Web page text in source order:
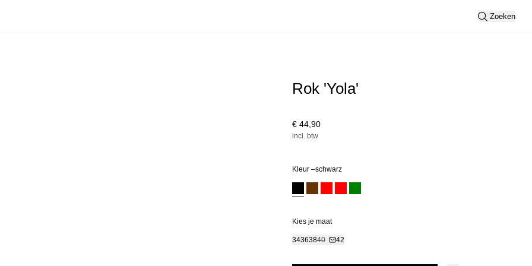
Zoeken
Rok 'Yola'
€ 44,90
incl. btw
Kleur –schwarz
Kies je maat
34363840 42